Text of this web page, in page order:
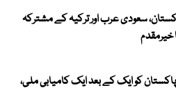
سعودی عرب اور ترکیہ کے مشترکہ
کو ایک کے بعد ایک کامیابی ملی،